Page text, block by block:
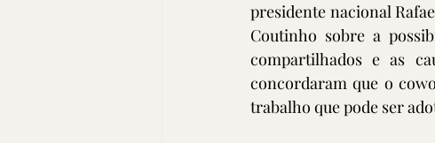
presidente nacional
Coutinho sobre a
compartilhados e as
concordaram que o
trabalho que pode ser